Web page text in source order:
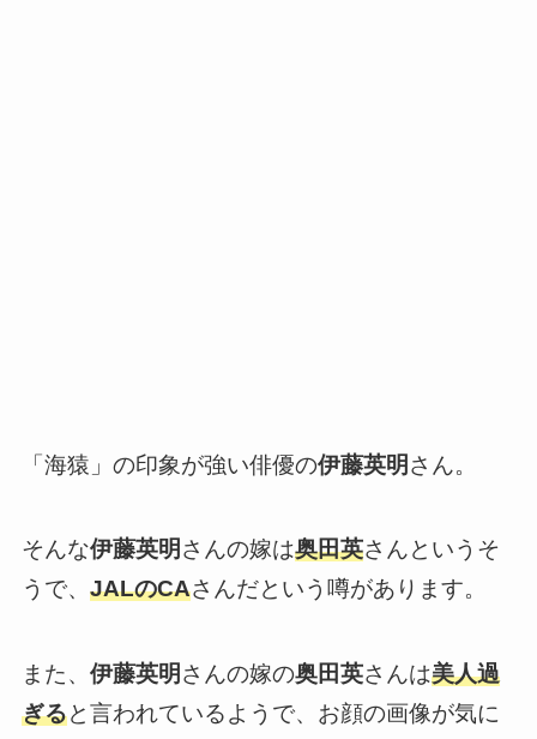
「海猿」の印象が強い俳優の伊藤英明 さん。
そんな伊藤英明 さんの嫁は奥田英さんというそ
うで、 JALのCAさんだという噂があります。
また、 伊藤英明 さんの嫁の奥田英さんは美人過
ぎると言われているようで、お顔の画像が気に